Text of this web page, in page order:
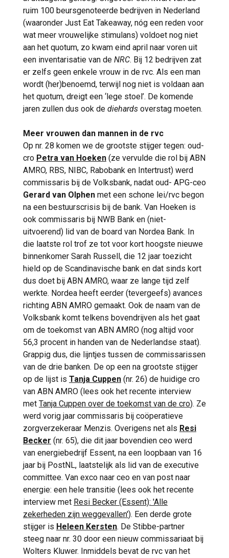
ruim 100 beursgenoteerde bedrijven in Nederland
(waaronder Just Eat Takeaway, nóg een reden voor
wat meer vrouwelijke stimulans) voldoet nog niet
aan het quotum, zo kwam eind april naar voren uit
een inventarisatie van de NRC. Bij 12 bedrijven zat
er zelfs geen enkele vrouw in de rvc. Als een man
wordt (her)benoemd, terwijl nog niet is voldaan aan
het quotum, dreigt een ‘lege stoel’. De komende
jaren zullen dus ook de diehards overstag moeten.
Meer vrouwen dan mannen in de rvc
Op nr. 28 komen we de grootste stijger tegen: oud-
cro Petra van Hoeken (ze vervulde die rol bij ABN
AMRO, RBS, NIBC, Rabobank en Intertrust) werd
commissaris bij de Volksbank, nadat oud- APG-ceo
Gerard van Olphen met een schone lei/rvc begon
na een bestuurscrisis bij de bank. Van Hoeken is
ook commissaris bij NWB Bank en (niet-
uitvoerend) lid van de board van Nordea Bank. In
die laatste rol trof ze tot voor kort hoogste nieuwe
binnenkomer Sarah Russell, die 12 jaar toezicht
hield op de Scandinavische bank en dat sinds kort
dus doet bij ABN AMRO, waar ze lange tijd zelf
werkte. Nordea heeft eerder (tevergeefs) avances
richting ABN AMRO gemaakt. Ook de naam van de
Volksbank komt telkens bovendrijven als het gaat
om de toekomst van ABN AMRO (nog altijd voor
56,3 procent in handen van de Nederlandse staat).
Grappig dus, die lijntjes tussen de commissarissen
van de drie banken. De op een na grootste stijger
op de lijst is Tanja Cuppen (nr. 26) de huidige cro
van ABN AMRO (lees ook het recente interview
met Tanja Cuppen over de toekomst van de cro). Ze
werd vorig jaar commissaris bij coöperatieve
zorgverzekeraar Menzis. Overigens net als Resi
Becker (nr. 65), die dit jaar bovendien ceo werd
van energiebedrijf Essent, na een loopbaan van 16
jaar bij PostNL, laatstelijk als lid van de executive
committee. Van exco naar ceo en van post naar
energie: een hele transitie (lees ook het recente
interview met Resi Becker (Essent): 'Alle
zekerheden zijn weggevallen'). Een derde grote
stijger is Heleen Kersten. De Stibbe-partner
steeg naar nr. 30 door een nieuw commissariaat bij
Wolters Kluwer. Inmiddels bevat de rvc van het